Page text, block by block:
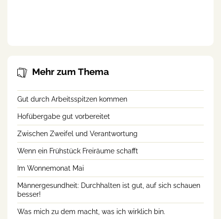
Mehr zum Thema
Gut durch Arbeitsspitzen kommen
Hofübergabe gut vorbereitet
Zwischen Zweifel und Verantwortung
Wenn ein Frühstück Freiräume schafft
Im Wonnemonat Mai
Männergesundheit: Durchhalten ist gut, auf sich schauen
besser!
Was mich zu dem macht, was ich wirklich bin.